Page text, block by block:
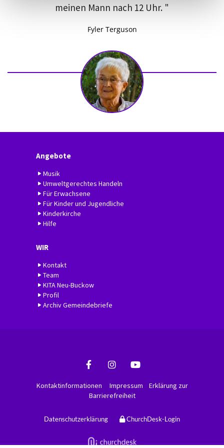
meinen Mann nach 12 Uhr. "
Fyler Terguson
Angebote
Musik
Umweltgerechtes Handeln
Für Erwachsene
Für Kinder und Jugendliche
Kinderkirche
Hilfe
WIR
Kontakt
Team
KITA Neu-Buckow
Profil
Archiv Gemeindebriefe
Kontaktinformationen Impressum
Erklärung zur
Barrierefreiheit
Datenschutzerklärung ChurchDesk-Login